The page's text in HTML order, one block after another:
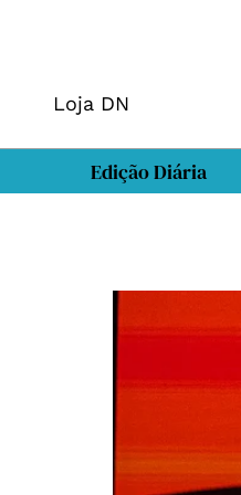
Loja DN
Edição Diária